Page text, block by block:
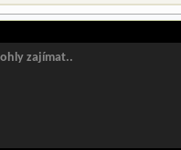
zajímat..